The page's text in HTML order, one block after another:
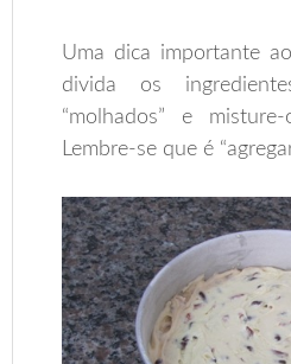
Uma dica importante
divida os
“molhados” e
Lembre-se que é